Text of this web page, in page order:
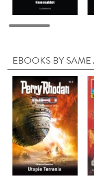
EBOOKS BY